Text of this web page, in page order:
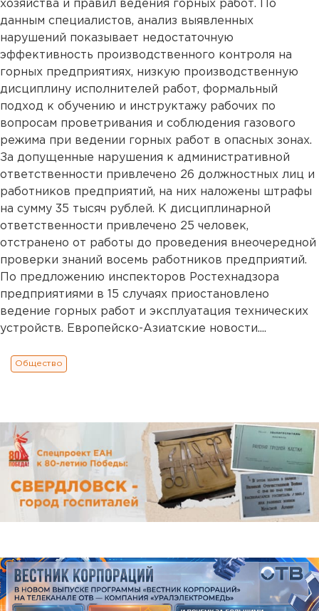
хозяйства и правил ведения горных работ. По
данным специалистов, анализ выявленных
нарушений показывает недостаточную
эффективность производственного контроля на
горных предприятиях, низкую производственную
дисциплину исполнителей работ, формальный
подход к обучению и инструктажу рабочих по
вопросам проветривания и соблюдения газового
режима при ведении горных работ в опасных зонах.
За допущенные нарушения к административной
ответственности привлечено 26 должностных лиц и
работников предприятий, на них наложены штрафы
на сумму 35 тысяч рублей. К дисциплинарной
ответственности привлечено 25 человек,
отстранено от работы до проведения внеочередной
проверки знаний восемь работников предприятий.
По предложению инспекторов Ростехнадзора
предприятиями в 15 случаях приостановлено
ведение горных работ и эксплуатация технических
устройств. Европейско-Азиатские новости....
Общество